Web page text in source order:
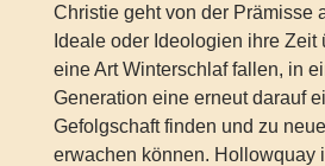
Christie geht von der Prämisse
Ideale oder Ideologien ihre Zeit
eine Art Winterschlaf fallen, in
Generation eine erneut darauf
Gefolgschaft finden und zu
erwachen können. Hollowquay